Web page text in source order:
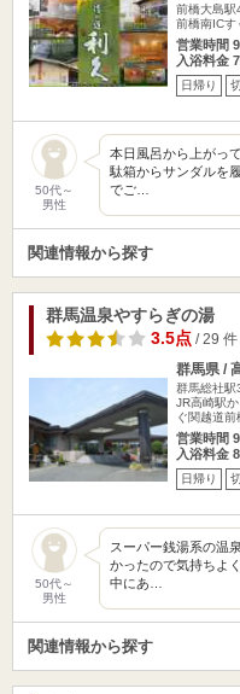
前橋大島駅
前橋南ICす
営業時間
入浴料金
日帰り
50代～
男性
本日風呂から上がっ
駄箱からサンダルを
でご…
関連情報から探す
群馬温泉やすらぎの湯
3.5点/ 29 件
群馬県 /
群馬総社駅
JR高崎駅
ぐ関越道前
営業時間
入浴料金
日帰り
50代～
男性
スーパー銭湯系の温
かったので気持ちよ
中にあ…
関連情報から探す